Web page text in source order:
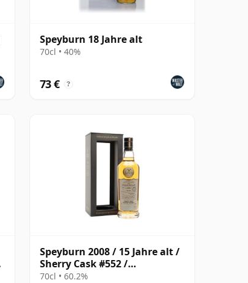
Speyburn 18 Jahre alt
70cl • 40%
73 € ?
Speyburn 2008 / 15 Jahre alt /
Sherry Cask #552 /
Connoisseurs Choice
70cl • 60.2%